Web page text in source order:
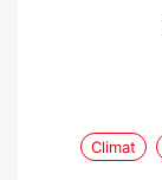
Climat